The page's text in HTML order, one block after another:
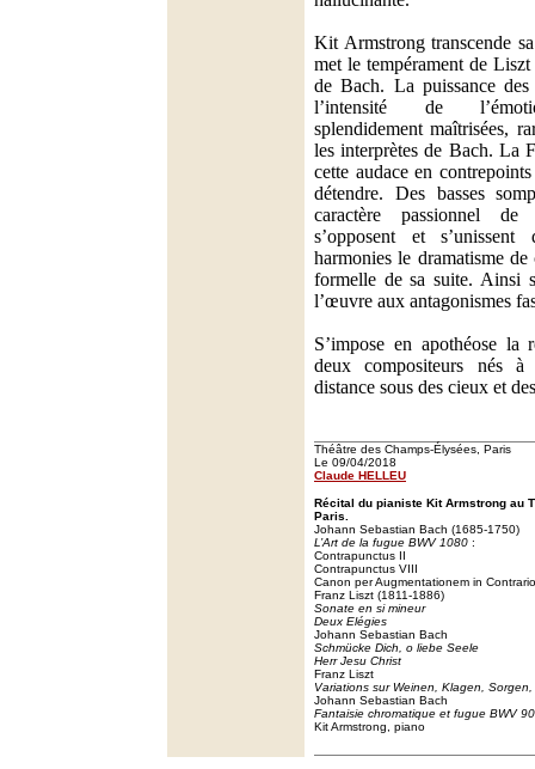
Kit Armstrong transcende
met le tempérament de
de Bach. La puissance
l’intensité de
splendidement maîtrisées,
les interprètes de Bach. La
cette audace en
détendre. Des basses
caractère passionnel
s’opposent et
harmonies le dramatisme
formelle de sa suite. Ainsi
l’œuvre aux antagonismes
S’impose en apothéose la
deux compositeurs nés
distance sous des cieux et
Théâtre des Champs-Élysées, Paris
Le 09/04/2018
Claude HELLEU
Récital du pianiste Kit Armstrong au
Paris.
Johann Sebastian Bach (1685-1750)
L’Art de la fugue BWV 1080 :
Contrapunctus II
Contrapunctus VIII
Canon per Augmentationem in
Franz Liszt (1811-1886)
Sonate en si mineur
Deux Elégies
Johann Sebastian Bach
Schmücke Dich, o liebe Seele
Herr Jesu Christ
Franz Liszt
Variations sur Weinen, Klagen,
Johann Sebastian Bach
Fantaisie chromatique et fugue BWV
Kit Armstrong, piano